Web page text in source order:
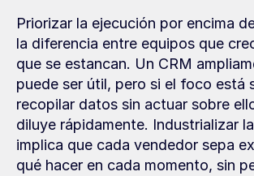
Priorizar la ejecución por encima
la diferencia entre equipos que
que se estancan. Un CRM
puede ser útil, pero si el foco está
recopilar datos sin actuar sobre
diluye rápidamente. Industrializar
implica que cada vendedor sepa
qué hacer en cada momento, sin